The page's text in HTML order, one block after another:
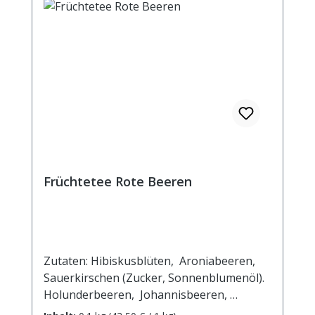
Kohlenhydrate 1,1 g davon: - Zucker 1,1 g
Früchtetee Rote Beeren
Zutaten: Hibiskusblüten, Aroniabeeren,
Sauerkirschen (Zucker, Sonnenblumenöl).
Holunderbeeren, Johannisbeeren,
Heidelbeeren (kann Spuren von